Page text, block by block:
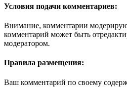
Условия подачи комментариев:
Внимание, комментарии
комментарий может быть
модератором.
Правила размещения:
Ваш комментарий по своему